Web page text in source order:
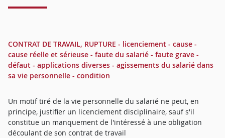
CONTRAT DE TRAVAIL, RUPTURE - licenciement - cause -
cause réelle et sérieuse - faute du salarié - faute grave -
défaut - applications diverses - agissements du salarié dans
sa vie personnelle - condition
Un motif tiré de la vie personnelle du salarié ne peut, en
principe, justifier un licenciement disciplinaire, sauf s'il
constitue un manquement de l'intéressé à une obligation
découlant de son contrat de travail